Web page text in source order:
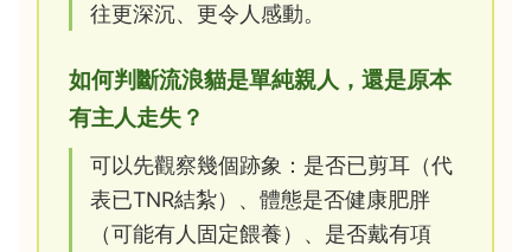
往更深沉、更令人感動。
如何判斷流浪貓是單純親人，還是原本
有主人走失？
可以先觀察幾個跡象：是否已剪耳（代
表已TNR結紮）、體態是否健康肥胖
（可能有人固定餵養）、是否戴有項